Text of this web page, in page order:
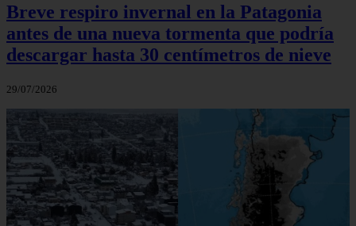
Breve respiro invernal en la Patagonia
antes de una nueva tormenta que podría
descargar hasta 30 centímetros de nieve
29/07/2026